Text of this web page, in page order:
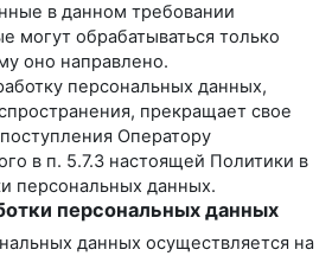
в данном требовании
могут обрабатываться только
оно направлено.
персональных данных,
прекращает свое
Оператору
в п. 5.7.3 настоящей Политики в
персональных данных.
персональных данных
данных осуществляется на